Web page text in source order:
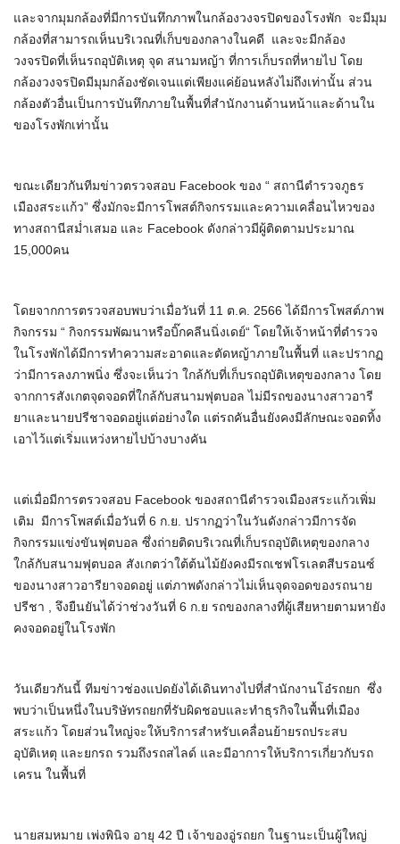
และจากมุมกล้องที่มีการบันทึกภาพในกล้องวงจรปิดของโรงพัก จะมีมุม
กล้องที่สามารถเห็นบริเวณที่เก็บของกลางในคดี และจะมีกล้อง
วงจรปิดที่เห็นรถอุบัติเหตุ จุด สนามหญ้า ที่การเก็บรถที่หายไป โดย
กล้องวงจรปิดมีมุมกล้องชัดเจนแต่เพียงแค่ย้อนหลังไม่ถึงเท่านั้น ส่วน
กล้องตัวอื่นเป็นการบันทึกภายในพื้นที่สำนักงานด้านหน้าและด้านใน
ของโรงพักเท่านั้น
ขณะเดียวกันทีมข่าวตรวจสอบ Facebook ของ “ สถานีตำรวจภูธร
เมืองสระแก้ว” ซึ่งมักจะมีการโพสต์กิจกรรมและความเคลื่อนไหวของ
ทางสถานีสม่ำเสมอ และ Facebook ดังกล่าวมีผู้ติดตามประมาณ
15,000คน
โดยจากการตรวจสอบพบว่าเมื่อวันที่ 11 ต.ค. 2566 ได้มีการโพสต์ภาพ
กิจกรรม “ กิจกรรมพัฒนาหรือบิ๊กคลีนนิ่งเดย์“ โดยให้เจ้าหน้าที่ตำรวจ
ในโรงพักได้มีการทำความสะอาดและตัดหญ้าภายในพื้นที่ และปรากฏ
ว่ามีการลงภาพนิ่ง ซึ่งจะเห็นว่า ใกล้กับที่เก็บรถอุบัติเหตุของกลาง โดย
จากการสังเกตจุดจอดที่ใกล้กับสนามฟุตบอล ไม่มีรถของนางสาวอารี
ยาและนายปรีชาจอดอยู่แต่อย่างใด แต่รถคันอื่นยังคงมีลักษณะจอดทิ้ง
เอาไว้แต่เริ่มแหว่งหายไปบ้างบางคัน
แต่เมื่อมีการตรวจสอบ Facebook ของสถานีตำรวจเมืองสระแก้วเพิ่ม
เติม มีการโพสต์เมื่อวันที่ 6 ก.ย. ปรากฏว่าในวันดังกล่าวมีการจัด
กิจกรรมแข่งขันฟุตบอล ซึ่งถ่ายติดบริเวณที่เก็บรถอุบัติเหตุของกลาง
ใกล้กับสนามฟุตบอล สังเกตว่าใต้ต้นไม้ยังคงมีรถเชฟโรเลตสีบรอนซ์
ของนางสาวอารียาจอดอยู่ แต่ภาพดังกล่าวไม่เห็นจุดจอดของรถนาย
ปรีชา , จึงยืนยันได้ว่าช่วงวันที่ 6 ก.ย รถของกลางที่ผู้เสียหายตามหายัง
คงจอดอยู่ในโรงพัก
วันเดียวกันนี้ ทีมข่าวช่องแปดยังได้เดินทางไปที่สำนักงานโอ๋รถยก ซึ่ง
พบว่าเป็นหนึ่งในบริษัทรถยกที่รับผิดชอบและทำธุรกิจในพื้นที่เมือง
สระแก้ว โดยส่วนใหญ่จะให้บริการสำหรับเคลื่อนย้ายรถประสบ
อุบัติเหตุ และยกรถ รวมถึงรถสไลด์ และมีอาการให้บริการเกี่ยวกับรถ
เครน ในพื้นที่
นายสมหมาย เพ่งพินิจ อายุ 42 ปี เจ้าของอู่รถยก ในฐานะเป็นผู้ใหญ่